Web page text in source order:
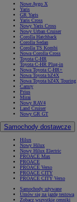
Nowe Aygo X
Yaris
GR Yaris
Yaris Cross
Nowy Yaris Cross
Nowy Urban Cruiser
Corolla Hatchback
Corolla Sedan
Corolla TS Kombi
Nowa Corolla Cross
Toyota C-HR
Toyota C-HR Plug-in
Nowa Toyota C-HR+
Nowa Toyota bZ4X
Nowa Toyota bZ4X Touring
Camry
Prius
Mirai
Nowy RAV4
Land Cruiser
Nowy GR GT
Samochody dostawcze
Hilux
Nowy Hilux
Nowy Hilux Electric
PROACE Max
PROACE
PROACE Verso
PROACE CITY
PROACE CITY Verso
Samochody używane
Umów się na jazdę testową
Zobacz wszystkie cenniki